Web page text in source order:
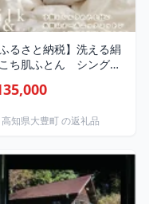
ふるさと納税】洗える絹
ち肌ふとん シングル
・沖縄県】
高知県大豊町 の返礼品